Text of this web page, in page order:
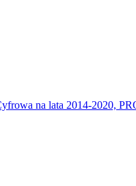
na lata 2014-2020,